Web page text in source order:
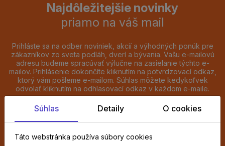
Najdôležitejšie novinky
priamo na váš mail
Prihláste sa na odber noviniek, akcií a výhodných ponúk pre
zákazníkov zo sveta podláh, dverí a bývania. Vašu e-mailovú
adresu budeme spracúvať výlučne na zasielanie týchto e-
mailov. Prihlásenie dokončíte kliknutím na potvrdzovací odkaz,
ktorý vám pošleme e-mailom. Súhlas môžete kedykoľvek
odvolať kliknutím na odhlasovací odkaz v každom e-maile.
Chcem odoberať novinky e-mailom
Súhlas Detaily O cookies
Táto webstránka používa súbory cookies